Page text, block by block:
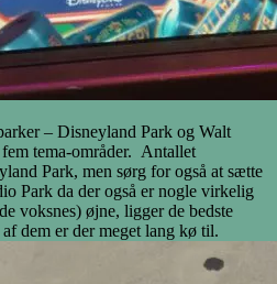
– Disneyland Park og Walt
tema-områder. Antallet
Park, men sørg for også at sætte
Park da der også er nogle virkelig
voksnes) øjne, ligger de bedste
dem er der meget lang kø til.